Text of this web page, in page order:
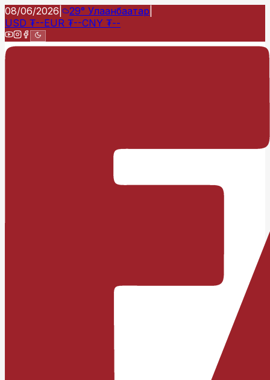
08/06/2026 29° Улаанбаатар
USD ₮--EUR ₮--CNY ₮--